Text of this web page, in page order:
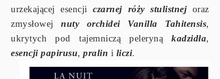
urzekającej esencjiczarnej róży stulistnejoraz
zmysłowejnuty orchidei Vanilla Tahitensis,
ukrytych pod tajemniczą pelerynąkadzidła,
esencji papirusu,pralin i liczi.